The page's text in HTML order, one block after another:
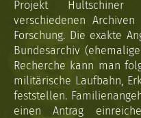
Projekt
verschiedenen
Forschung. Die exakte
Bundesarchiv
Recherche kann man
militärische Laufbahn,
feststellen.
einen Antrag